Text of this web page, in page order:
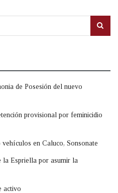
de Posesión del nuevo
provisional por feminicidio
en Caluco, Sonsonate
Espriella por asumir la
activo